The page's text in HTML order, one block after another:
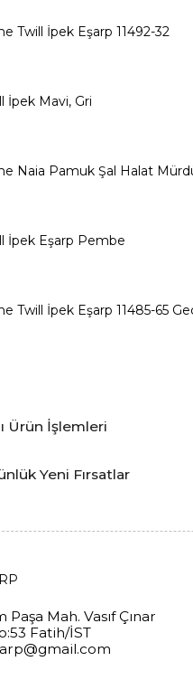
Ürün İşlemleri
Yeni Fırsatlar
Paşa Mah. Vasıf Çınar
Fatih/İST